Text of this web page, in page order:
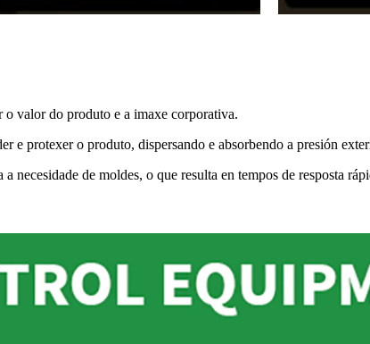
o valor do produto e a imaxe corporativa.
e protexer o produto, dispersando e absorbendo a presión
de moldes, o que resulta en tempos de resposta